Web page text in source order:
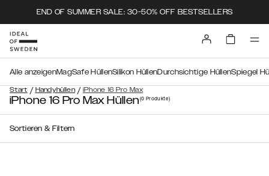
END OF SUMMER SALE: 30-50% OFF BESTSELLERS
Start / Handyhüllen / iPhone 16 Pro Max
Alle anzeigenMagSafe HüllenSilikon HüllenDurchsichtige HüllenSpiegel
iPhone 16 Pro Max Hüllen(0 Produkte)
Sortieren & Filtern